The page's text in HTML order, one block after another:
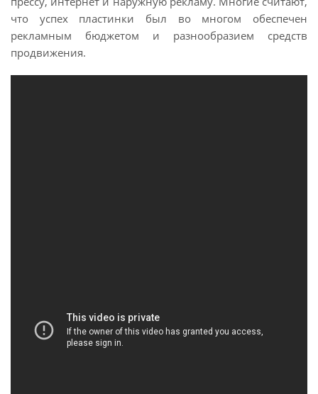
что успех пластинки был во многом обеспечен
рекламным бюджетом и разнообразием средств
продвижения.